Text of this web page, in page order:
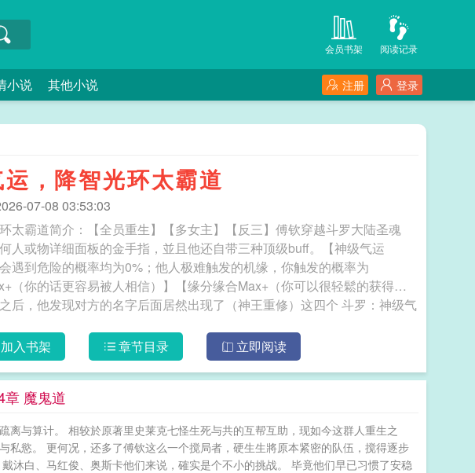
阅读记录
会员书架
小说 其他小说 登录
注册
，降智光环太霸道
07-08 03:53:03
太霸道简介：【全员重生】【多女主】【反三】傅钦穿越斗罗大陆圣魂
人或物详细面板的金手指，並且他还自带三种顶级buff。【神级气运
遇到危险的概率均为0%；他人极难触发的机缘，你触发的概率为
（你的话更容易被人相信）】【缘分缘合Max+（你可以很轻鬆的获得异
他发现对方的名字后面居然出现了（神王重修）这四个 斗罗：神级气
加入书架 章节目录 立即阅读
章 魔鬼道
离与算计。 相较於原著里史莱克七怪生死与共的互帮互助，现如今这群人重生之
私慾。 更何况，还多了傅钦这么一个搅局者，硬生生將原本紧密的队伍，搅得逐步
沐白、马红俊、奥斯卡他们来说，確实是个不小的挑战。 毕竟他们早已习惯了安稳